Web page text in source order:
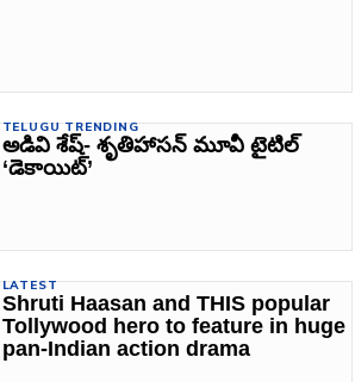
TELUGU TRENDING
అడివి శేష్‌- శృతిహాసన్‌ మూవీ టైటిల్‌
‘డెకాయిట్‌’
LATEST
Shruti Haasan and THIS popular
Tollywood hero to feature in huge
pan-Indian action drama